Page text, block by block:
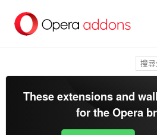
區
These extensions and
for theOpera